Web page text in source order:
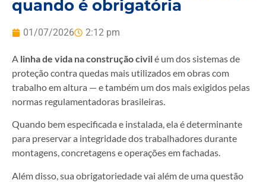
quando é obrigatória
01/07/2026 2:12 pm
A linha de vida na construção civilé um dos sistemas de
proteção contra quedas mais utilizados em obras com
trabalho em altura — e também um dos mais exigidos pelas
normas regulamentadoras brasileiras.
Quando bem especificada e instalada, ela é determinante
para preservar a integridade dos trabalhadores durante
montagens, concretagens e operações em fachadas.
Além disso, sua obrigatoriedade vai além de uma questão